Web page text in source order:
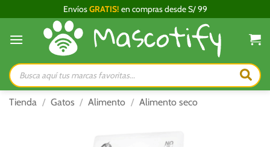
al
contenido
EnvíosGRATIS! en compras desde S/ 99
Búsqueda
de
productos
Tienda / Gatos / Alimento / Alimento seco